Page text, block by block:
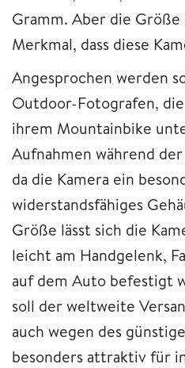
Gramm. Aber die
Merkmal, dass diese
Angesprochen werden
Outdoor-Fotografen,
ihrem Mountainbike
Aufnahmen während
da die Kamera ein
widerstandsfähiges
Größe lässt sich die
leicht am Handgelenk,
auf dem Auto befestigt
soll der weltweite
auch wegen des
besonders attraktiv für